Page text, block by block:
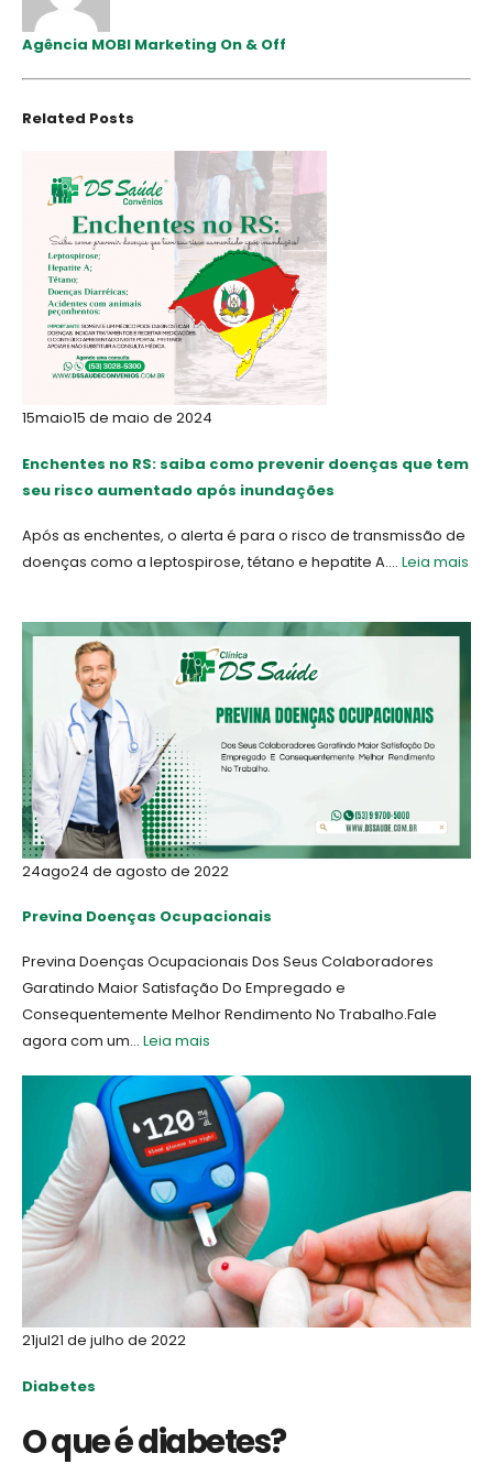
Agência MOBI Marketing On & Off
Related Posts
15maio15 de maio de 2024
Enchentes no RS: saiba como prevenir doenças que tem
seu risco aumentado após inundações
Após as enchentes, o alerta é para o risco de transmissão de
doenças como a leptospirose, tétano e hepatite A.... Leia mais
24ago24 de agosto de 2022
Previna Doenças Ocupacionais
Previna Doenças Ocupacionais Dos Seus Colaboradores
Garatindo Maior Satisfação Do Empregado e
Consequentemente Melhor Rendimento No Trabalho.Fale
agora com um... Leia mais
21jul21 de julho de 2022
Diabetes
O que é diabetes?